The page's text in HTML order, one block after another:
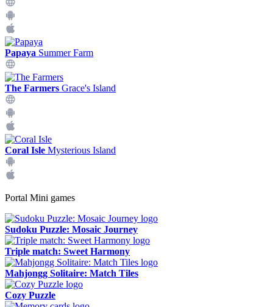
Papaya Summer Farm
The Farmers Grace's Island
Coral Isle Mysterious Island
Portal Mini games
Sudoku Puzzle: Mosaic Journey
Triple match: Sweet Harmony
Mahjongg Solitaire: Match Tiles
Cozy Puzzle